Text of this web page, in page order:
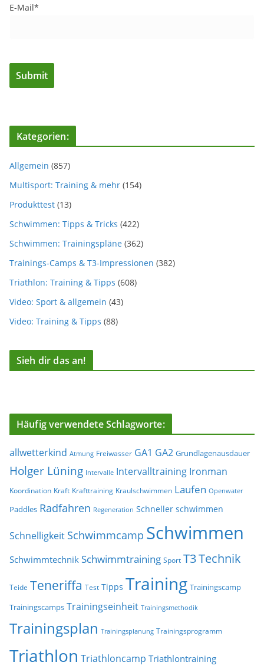
E-Mail*
Kategorien:
Allgemein (857)
Multisport: Training & mehr (154)
Produkttest (13)
Schwimmen: Tipps & Tricks (422)
Schwimmen: Trainingspläne (362)
Trainings-Camps & T3-Impressionen (382)
Triathlon: Training & Tipps (608)
Video: Sport & allgemein (43)
Video: Training & Tipps (88)
Sieh dir das an!
Häufig verwendete Schlagworte:
allwetterkind Atmung Freiwasser GA1 GA2 Grundlagenausdauer
Holger Lüning Intervalle Intervalltraining Ironman
Koordination Kraft Krafttraining Kraulschwimmen Laufen Openwater
Paddles Radfahren Regeneration Schneller schwimmen
Schnelligkeit Schwimmcamp Schwimmen
Schwimmtechnik Schwimmtraining Sport T3Technik
Teide Teneriffa Test Tipps Training Trainingscamp
Trainingscamps Trainingseinheit Trainingsmethodik
Trainingsplan Trainingsplanung Trainingsprogramm
Triathlon Triathloncamp Triathlontraining